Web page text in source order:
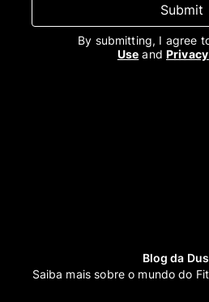
Submit
By submitting, I agree
Use and
Blog da
Saiba mais sobre o mundo do